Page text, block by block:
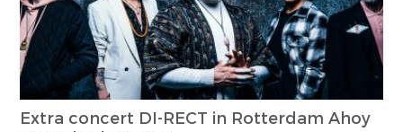
Extra concert DI-RECT in Rotterdam Ahoy